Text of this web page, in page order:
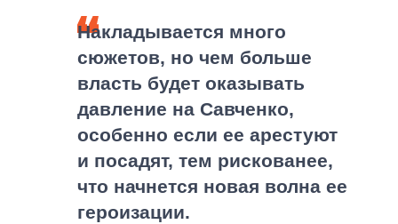
Накладывается много
сюжетов, но чем больше
власть будет оказывать
давление на Савченко,
особенно если ее арестуют
и посадят, тем рискованее,
что начнется новая волна ее
героизации.